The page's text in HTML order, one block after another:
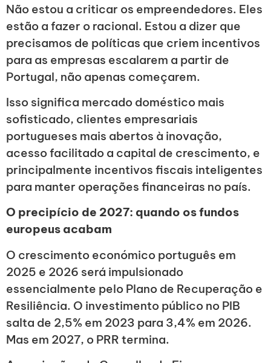
Não estou a criticar os empreendedores. Eles
estão a fazer o racional. Estou a dizer que
precisamos de políticas que criem incentivos
para as empresas escalarem a partir de
Portugal, não apenas começarem.
Isso significa mercado doméstico mais
sofisticado, clientes empresariais
portugueses mais abertos à inovação,
acesso facilitado a capital de crescimento, e
principalmente incentivos fiscais inteligentes
para manter operações financeiras no país.
O precipício de 2027: quando os fundos
europeus acabam
O crescimento económico português em
2025 e 2026 será impulsionado
essencialmente pelo Plano de Recuperação e
Resiliência. O investimento público no PIB
salta de 2,5% em 2023 para 3,4% em 2026.
Mas em 2027, o PRR termina.